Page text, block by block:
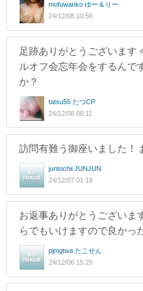
mofuwanko ゆー＆りー
24/12/08 10:56
足跡ありがとうございます
ルオフ会忘年会をするんで
か？
tatsu55 たつCP
24/12/08 08:11
訪問有難う御座いました！
juntochii JUNJUN
24/12/07 01:19
お返事ありがとうございま
らでもいけますので良かっ
pjmgtwa たこせん
24/12/06 15:25